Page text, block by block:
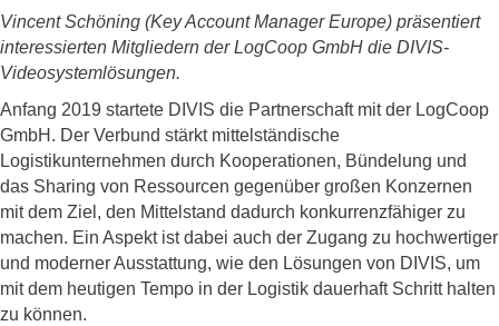
Vincent Schöning (Key Account Manager Europe) präsentiert
interessierten Mitgliedern der LogCoop GmbH die DIVIS-
Videosystemlösungen.
Anfang 2019 startete DIVIS die Partnerschaft mit der LogCoop
GmbH. Der Verbund stärkt mittelständische
Logistikunternehmen durch Kooperationen, Bündelung und
das Sharing von Ressourcen gegenüber großen Konzernen
mit dem Ziel, den Mittelstand dadurch konkurrenzfähiger zu
machen. Ein Aspekt ist dabei auch der Zugang zu hochwertiger
und moderner Ausstattung, wie den Lösungen von DIVIS, um
mit dem heutigen Tempo in der Logistik dauerhaft Schritt halten
zu können.